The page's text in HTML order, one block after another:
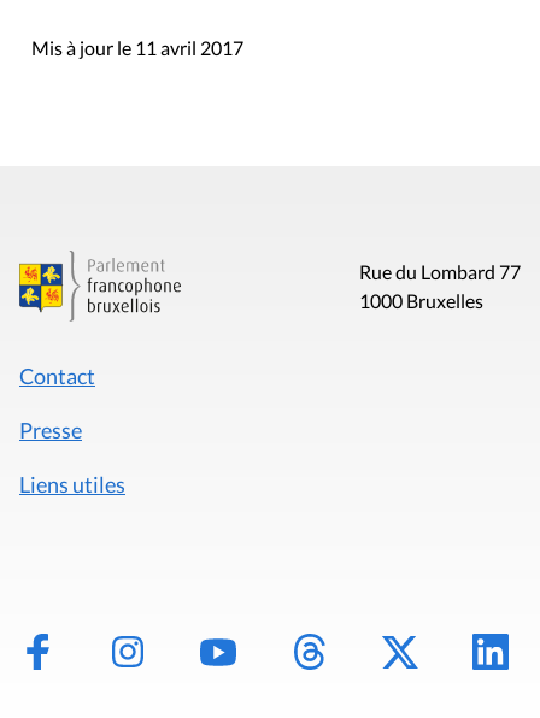
Mis à jour le 11 avril 2017
Rue du Lombard 77
1000 Bruxelles
Contact
Presse
Liens utiles